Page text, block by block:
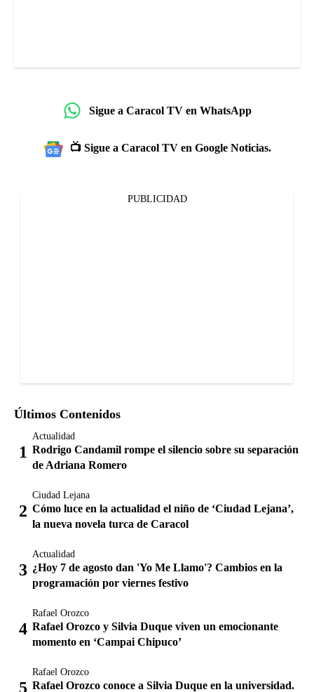
Sigue a Caracol TV en WhatsApp
📺 Sigue a Caracol TV en Google Noticias.
PUBLICIDAD
Últimos Contenidos
Actualidad
Rodrigo Candamil rompe el silencio sobre su separación
de Adriana Romero
Ciudad Lejana
Cómo luce en la actualidad el niño de ‘Ciudad Lejana’,
la nueva novela turca de Caracol
Actualidad
¿Hoy 7 de agosto dan 'Yo Me Llamo'? Cambios en la
programación por viernes festivo
Rafael Orozco
Rafael Orozco y Silvia Duque viven un emocionante
momento en ‘Campai Chipuco’
Rafael Orozco
Rafael Orozco conoce a Silvia Duque en la universidad.